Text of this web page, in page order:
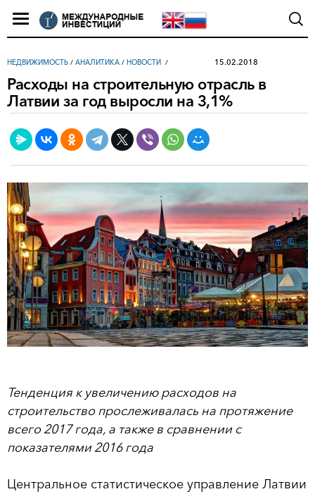
НЕДВИЖИМОСТЬ / АНАЛИТИКА / НОВОСТИ 15.02.2018
Расходы на строительную отрасль в
Латвии за год выросли на 3,1%
Тенденция к увеличению расходов на
строительство прослеживалась на протяжение
всего 2017 года, а также в сравнении с
показателями 2016 года
Центральное статистическое управление Латвии